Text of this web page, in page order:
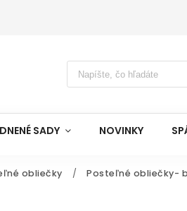
SADY NOVINKY
obliečky / Posteľné obliečky-